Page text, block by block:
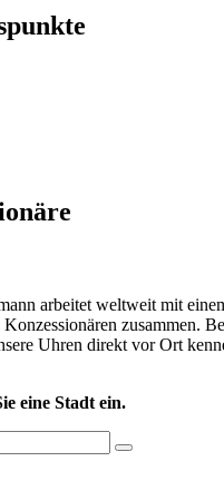
arbeitet weltweit mit
zusammen.
Uhren direkt vor Ort
eine Stadt ein.